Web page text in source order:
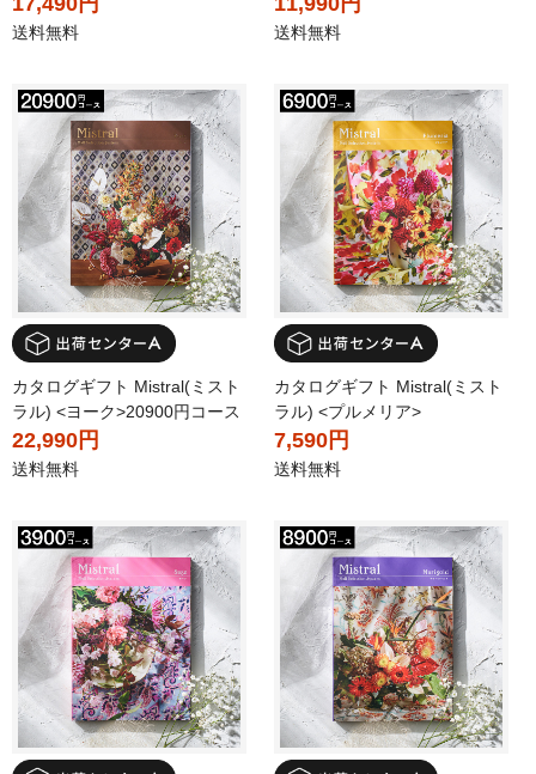
送料無料 送料無料
カタログギフト Mistral(ミスト
ラル) <ヨーク>20900円コース
22,990円
送料無料
カタログギフト Mistral(ミスト
ラル) <プルメリア>
7,590円
送料無料